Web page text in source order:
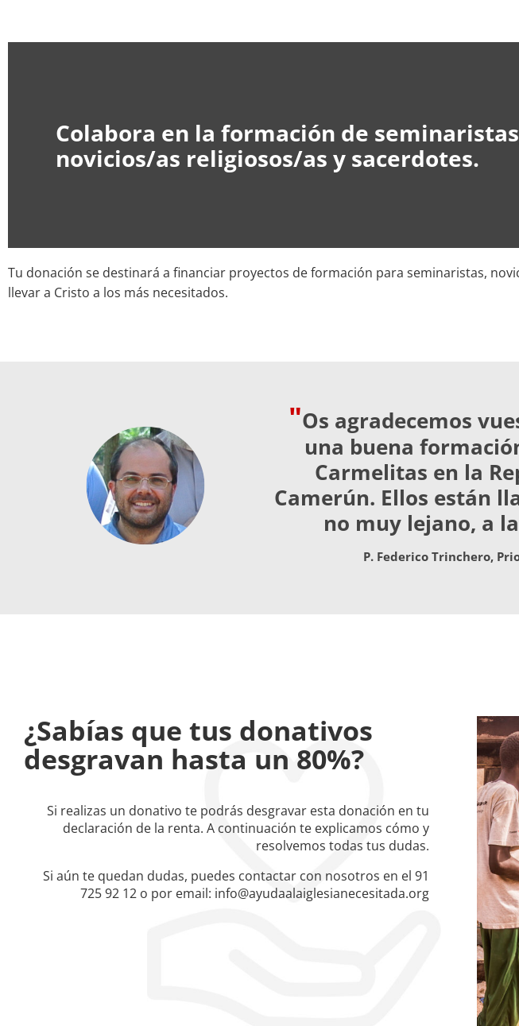
Colabora en la formación de
novicios/as religiosos/as y sacerdotes.
Tu donación se destinará a financiar proyectos de formación para seminaristas,
llevar a Cristo a los más necesitados.
"Os agradecemos
una buena
Carmelitas en la
Camerún. Ellos están
no muy lejano, a
P. Federico Trinchero,
¿Sabías que tus donativos
desgravan hasta un 80%?
Si realizas un donativo te podrás desgravar esta donación en tu
declaración de la renta. A continuación te explicamos cómo y
resolvemos todas tus dudas.
Si aún te quedan dudas, puedes contactar con nosotros en el 91
725 92 12 o por email: info@ayudaalaiglesianecesitada.org